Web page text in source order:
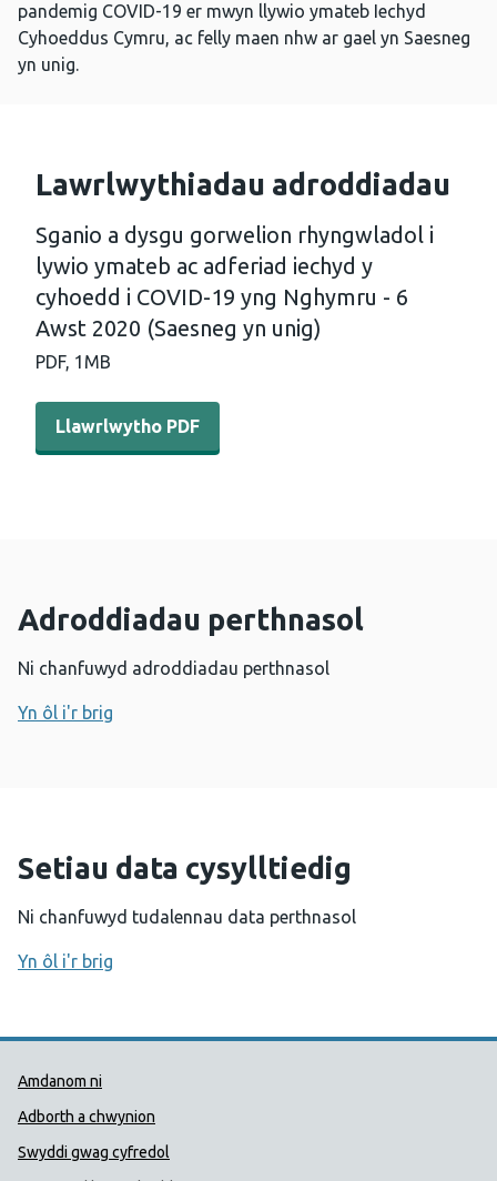
pandemig COVID-19 er mwyn llywio ymateb Iechyd
Cyhoeddus Cymru, ac felly maen nhw ar gael yn Saesneg
yn unig.
Lawrlwythiadau adroddiadau
Sganio a dysgu gorwelion rhyngwladol i
lywio ymateb ac adferiad iechyd y
cyhoedd i COVID-19 yng Nghymru - 6
Awst 2020 (Saesneg yn unig)
PDF, 1MB
Llawrlwytho PDF - Sganio a dysgu gorwelion
Llawrlwytho PDF
Adroddiadau perthnasol
Ni chanfuwyd adroddiadau perthnasol
Yn ôl i'r brig
Setiau data cysylltiedig
Ni chanfuwyd tudalennau data perthnasol
Yn ôl i'r brig
Dolenni Cymorth Iechyd
Amdanom ni
Adborth a chwynion
Swyddi gwag cyfredol